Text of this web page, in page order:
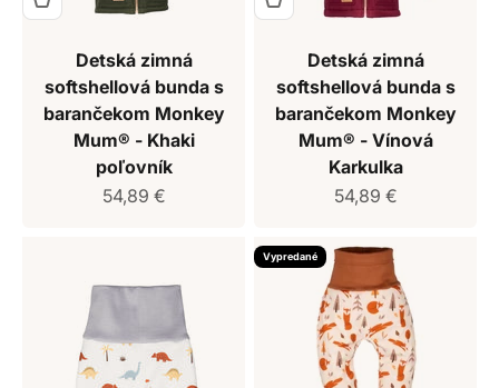
Detská zimná
softshellová bunda s
barančekom Monkey
Mum® - Khaki
poľovník
Predajná cena
54,89 €
Detská zimná
softshellová bunda s
barančekom Monkey
Mum® - Vínová
Karkulka
Predajná cena
54,89 €
Vypredané